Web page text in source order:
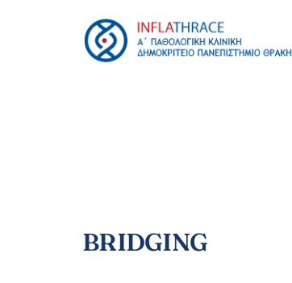
BRIDGING